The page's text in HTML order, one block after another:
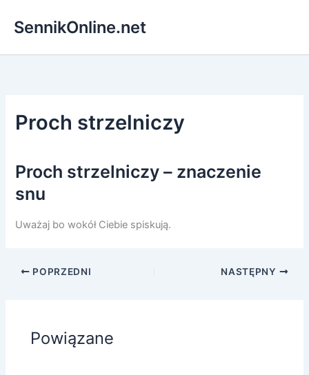
SennikOnline.net
Proch strzelniczy
Proch strzelniczy – znaczenie
snu
Uważaj bo wokół Ciebie spiskują.
POPRZEDNI NASTĘPNY
Powiązane